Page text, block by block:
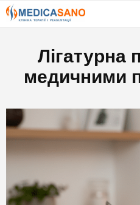
Лігатурна
медичними